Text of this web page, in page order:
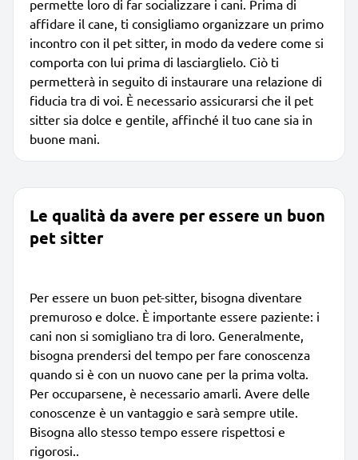
permette loro di far socializzare i cani. Prima di
affidare il cane, ti consigliamo organizzare un primo
incontro con il pet sitter, in modo da vedere come si
comporta con lui prima di lasciarglielo. Ciò ti
permetterà in seguito di instaurare una relazione di
fiducia tra di voi. È necessario assicurarsi che il pet
sitter sia dolce e gentile, affinché il tuo cane sia in
buone mani.
Le qualità da avere per essere un buon
pet sitter
Per essere un buon pet-sitter, bisogna diventare
premuroso e dolce. È importante essere paziente: i
cani non si somigliano tra di loro. Generalmente,
bisogna prendersi del tempo per fare conoscenza
quando si è con un nuovo cane per la prima volta.
Per occuparsene, è necessario amarli. Avere delle
conoscenze è un vantaggio e sarà sempre utile.
Bisogna allo stesso tempo essere rispettosi e
rigorosi..